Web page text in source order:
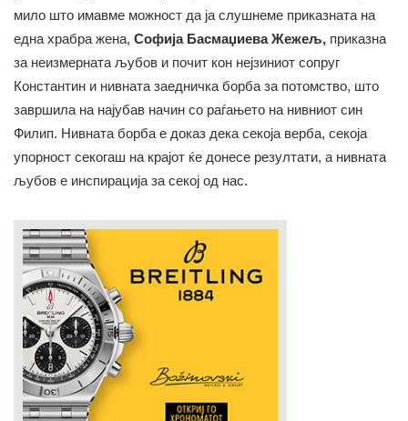
мило што имавме можност да ја слушнеме приказната на
една храбра жена, Софија Басмаџиева Жежељ, приказна
за неизмерната љубов и почит кон нејзиниот сопруг
Константин и нивната заедничка борба за потомство, што
завршила на најубав начин со раѓањето на нивниот син
Филип. Нивната борба е доказ дека секоја верба, секоја
упорност секогаш на крајот ќе донесе резултати, а нивната
љубов е инспирација за секој од нас.